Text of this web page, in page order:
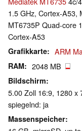
1.5 GHz, Cortex-A53,
MT6735P Quad-core
Cortex-A53
Grafikkarte ARM
RAM 2048 MB
Bildschirm
5.00 Zoll 16:9, 1280 x
spiegelnd: ja
Massenspeicher